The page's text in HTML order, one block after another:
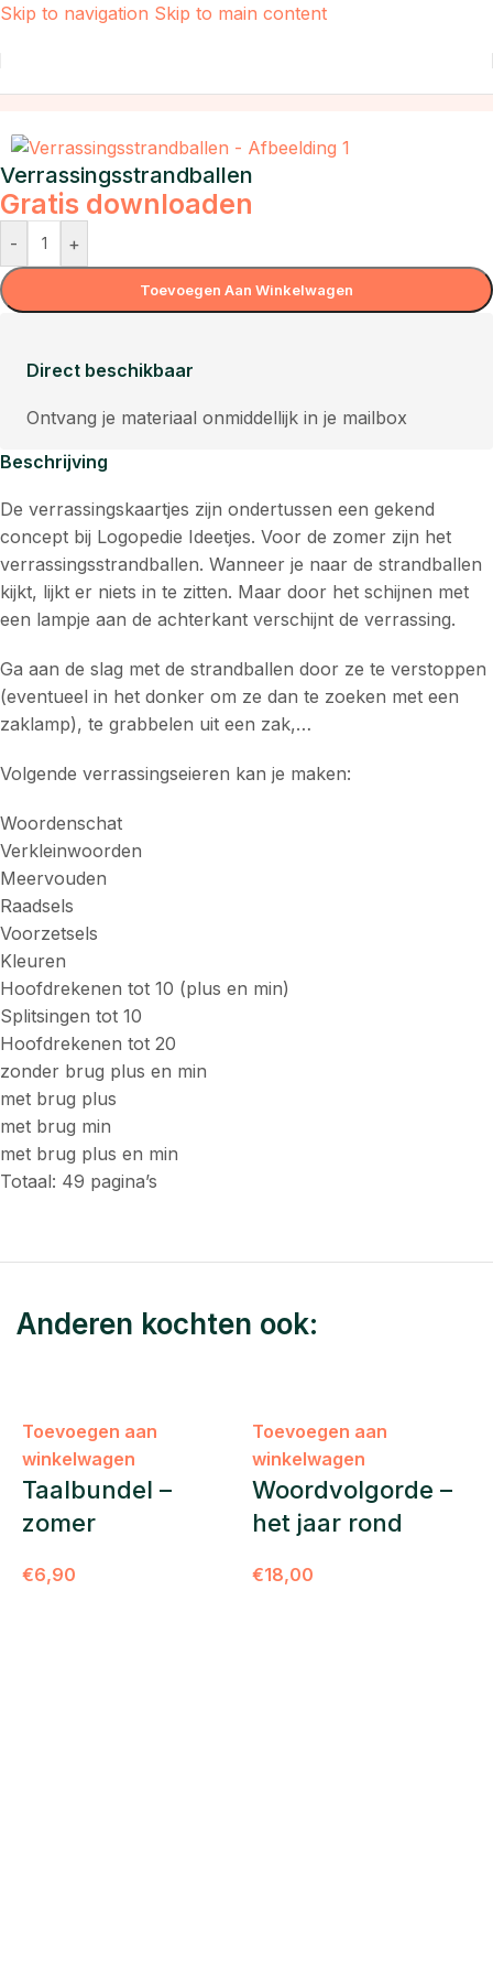
Skip to navigation Skip to main content
Verrassingsstrandballen
Gratis downloaden
- +
Toevoegen Aan Winkelwagen
Direct beschikbaar
Ontvang je materiaal onmiddellijk in je mailbox
Beschrijving
De verrassingskaartjes zijn ondertussen een gekend
concept bij Logopedie Ideetjes. Voor de zomer zijn het
verrassingsstrandballen. Wanneer je naar de strandballen
kijkt, lijkt er niets in te zitten. Maar door het schijnen met
een lampje aan de achterkant verschijnt de verrassing.
Ga aan de slag met de strandballen door ze te verstoppen
(eventueel in het donker om ze dan te zoeken met een
zaklamp), te grabbelen uit een zak,…
Volgende verrassingseieren kan je maken:
Woordenschat
Verkleinwoorden
Meervouden
Raadsels
Voorzetsels
Kleuren
Hoofdrekenen tot 10 (plus en min)
Splitsingen tot 10
Hoofdrekenen tot 20
zonder brug plus en min
met brug plus
met brug min
met brug plus en min
Totaal: 49 pagina’s
Anderen kochten ook:
Toevoegen aan
winkelwagen
Taalbundel –
zomer
€6,90
Toevoegen aan
winkelwagen
Woordvolgorde –
het jaar rond
€18,00